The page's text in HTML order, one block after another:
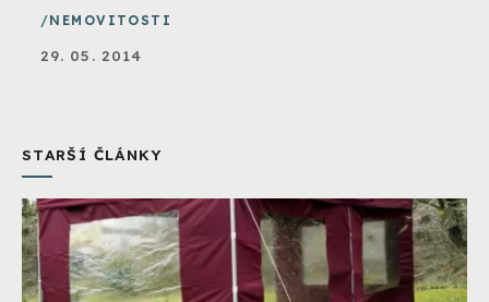
NEMOVITOSTI
29. 05. 2014
STARŠÍ ČLÁNKY